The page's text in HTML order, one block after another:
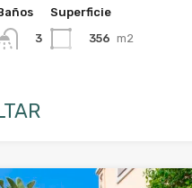
3
Superficie
356 m2